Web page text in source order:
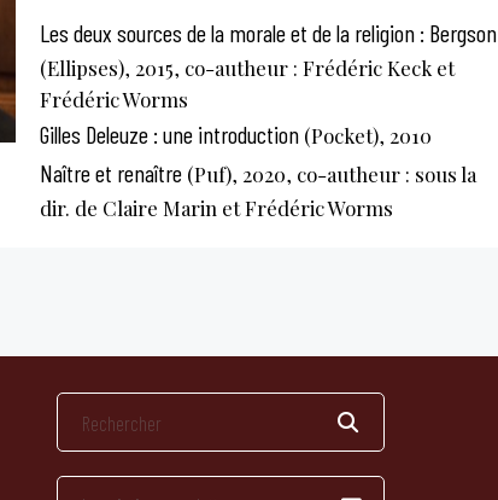
Les deux sources de la morale et de la religion : Bergson
(Ellipses), 2015, co-autheur : Frédéric Keck et
Frédéric Worms
Gilles Deleuze : une introduction(Pocket), 2010
Naître et renaître(Puf), 2020, co-autheur : sous la
dir. de Claire Marin et Frédéric Worms